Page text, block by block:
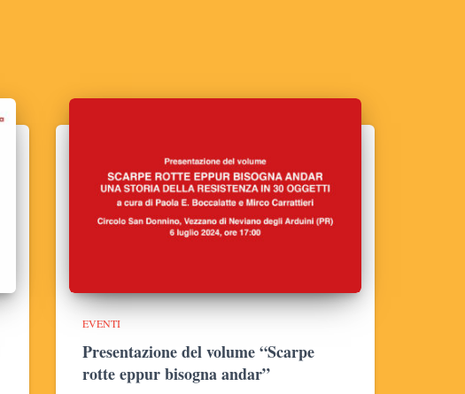
EVENTI
Presentazione del volume “Scarpe
rotte eppur bisogna andar”